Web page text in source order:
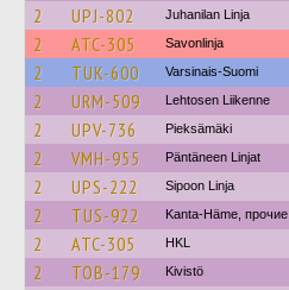
2 UPJ-802 Juhanilan Linja
2 ATC-305 Savonlinja
2 TUK-600 Varsinais-Suomi
2 URM-509 Lehtosen Liikenne
2 UPV-736 Pieksämäki
2 VMH-955 Päntäneen Linjat
2 UPS-222 Sipoon Linja
2 TUS-922 Kanta-Häme, прочие
2 ATC-305 HKL
2 TOB-179 Kivistö